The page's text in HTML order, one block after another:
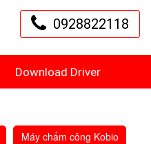
0928822118
Download Driver
Máy chấm công Kobio